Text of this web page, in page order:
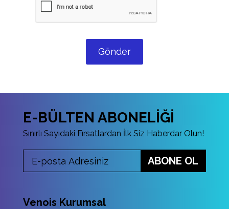
Gönder
E-BÜLTEN ABONELİĞİ
Sınırlı Sayıdaki Fırsatlardan İlk Siz Haberdar Olun!
ABONE OL
Venois Kurumsal